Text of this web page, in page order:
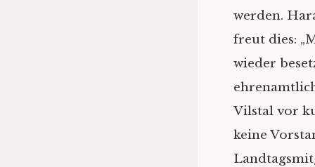
werden.
freut dies:
wieder
Vilstal vor
keine